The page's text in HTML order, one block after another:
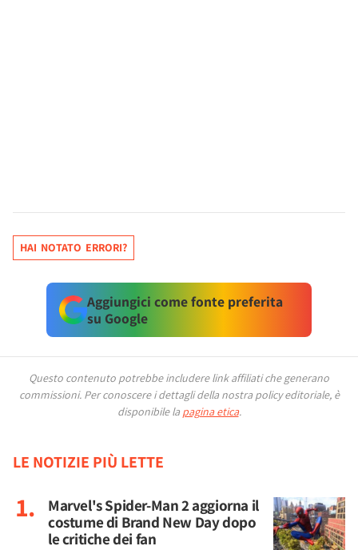
HAI NOTATO ERRORI?
Aggiungici come fonte preferita
su Google
Questo contenuto potrebbe includere link affiliati che generano
commissioni. Per conoscere i dettagli della nostra policy editoriale, è
disponibile la pagina etica.
LE NOTIZIE PIÙ LETTE
Marvel's Spider-Man 2 aggiorna il
costume di Brand New Day dopo
le critiche dei fan